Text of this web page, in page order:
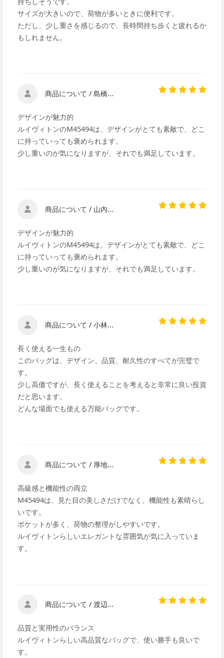
サイズが大きいので、荷物が多いときに便利です。
ただし、少し重さを感じるので、長時間持ち歩くと疲れるか
もしれません。
商品について / 島橋...
デザインが魅力的
ルイヴィトンのM45494は、デザインがとても素敵で、どこ
に持っていっても褒められます。
少し重いのが気になりますが、それでも満足しています。
商品について / 山内...
デザインが魅力的
ルイヴィトンのM45494は、デザインがとても素敵で、どこ
に持っていっても褒められます。
少し重いのが気になりますが、それでも満足しています。
商品について / 小林...
長く使える一生もの
このバッグは、デザイン、品質、耐久性のすべてが完璧で
す。
少し高価ですが、長く使えることを考えると非常に良い投資
だと思います。
どんな場面でも使える万能バッグです。
商品について / 厚地...
高級感と機能性の両立
M45494は、見た目の美しさだけでなく、機能性も素晴らし
いです。
ポケットが多く、荷物の整理がしやすいです。
ルイヴィトンらしいエレガントな雰囲気が気に入っていま
す。
商品について / 渡辺...
品質と実用性のバランス
ルイヴィトンらしい高品質なバッグで、使い勝手も良いで
す。